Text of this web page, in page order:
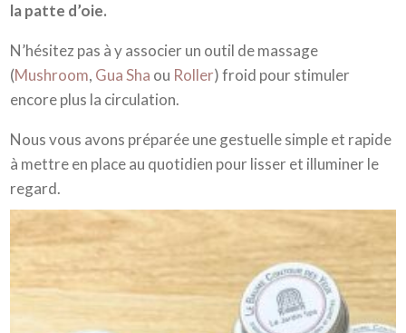
la patte d’oie.
N’hésitez pas à y associer un outil de massage
(Mushroom, Gua Sha ou Roller) froid pour stimuler
encore plus la circulation.
Nous vous avons préparée une gestuelle simple et rapide
à mettre en place au quotidien pour lisser et illuminer le
regard.